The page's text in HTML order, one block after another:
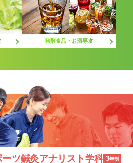
発酵食品・お酒専攻
ーツ鍼灸アナリスト学科 3年制